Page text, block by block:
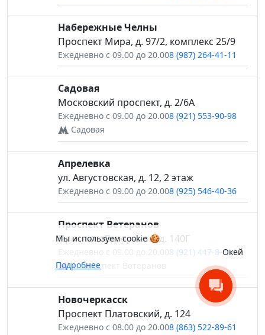
Набережные Челны
Проспект Мира, д. 97/2, комплекс 25/9
Ежедневно с 09.00 до 20.008 (987) 264-41-11
Садовая
Московский проспект, д. 2/6А
Ежедневно с 09.00 до 20.008 (921) 553-90-98
Садовая
Апрелевка
ул. Августовская, д. 12, 2 этаж
Ежедневно с 09.00 до 20.008 (925) 546-40-36
Проспект Ветеранов
Проспект Ветеранов, д. 140Г
8 (921) 447-8-414
м. Проспект Ветеранов
Новочеркасск
Проспект Платовский, д. 124
Ежедневно с 08.00 до 20.008 (863) 522-89-61
Мы используем cookie 🍪
Подробнее
Окей